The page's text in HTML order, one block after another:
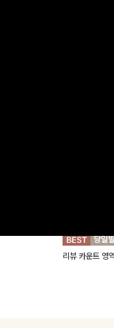
[청순무드/체
한 착용감으로
리뷰 카운트 영역